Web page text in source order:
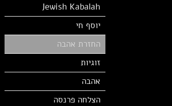
Jewish Kabalah
יוסף חי
החזרת אהבה
זוגיות
אהבה
הצלחה פרנסה